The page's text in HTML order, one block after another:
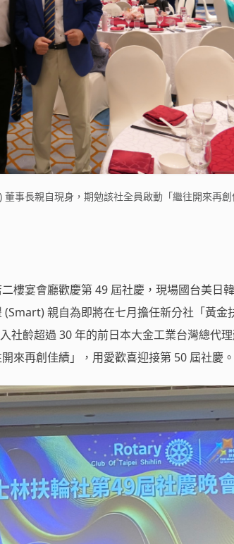
事長親自現身，期勉該社全員啟動「繼往開來再
樓宴會廳歡慶第 49 屆社慶，現場國台美日
親自為即將在七月擔任新分社「黃金
社齡超過 30 年的前日本大金工業台灣總代
來再創佳績」，用愛歡喜迎接第 50 屆社慶。